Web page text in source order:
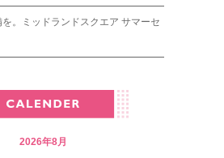
。ミッドランドスクエア サマーセ
2026年8月